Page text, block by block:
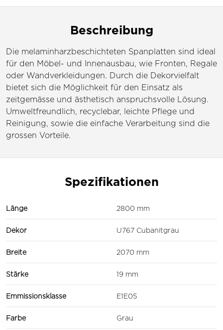
Beschreibung
Die melaminharzbeschichteten Spanplatten sind ideal
für den Möbel- und Innenausbau, wie Fronten, Regale
oder Wandverkleidungen. Durch die Dekorvielfalt
bietet sich die Möglichkeit für den Einsatz als
zeitgemässe und ästhetisch anspruchsvolle Lösung.
Umweltfreundlich, recyclebar, leichte Pflege und
Reinigung, sowie die einfache Verarbeitung sind die
grossen Vorteile.
Spezifikationen
Länge 2800 mm
Dekor U767 Cubanitgrau
Breite 2070 mm
Stärke 19 mm
Emmissionsklasse E1E05
Farbe Grau